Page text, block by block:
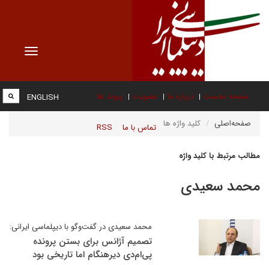
Toggle
صفحه نخست درباره ما عضویت پیوند ها
تماس با ما RSS
ENGLISH
صفحه‌اصلی کلید واژه ها
مطالب مرتبط با کلید واژه
محمد سعیدی
محمد سعیدی در گفت‌وگو با دیپلماسی ایرانی:
تصمیم آژانس برای بستن پرونده
پی‌ام‌دی دیرهنگام اما تاریخی بود